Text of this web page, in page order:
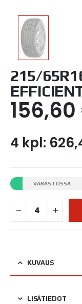
215/
156,60
4 kpl:
VARASTOSSA
KUVAUS
LISÄTIEDOT